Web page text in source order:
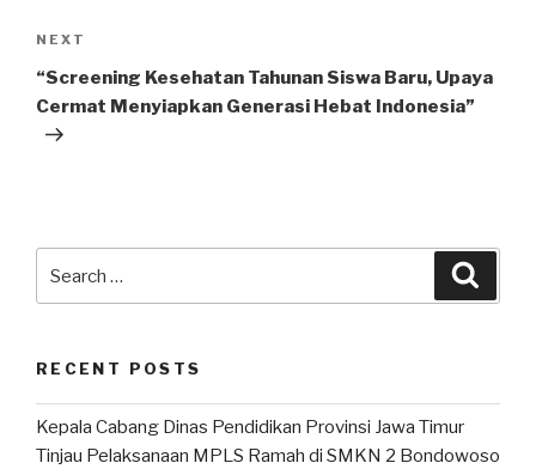
NEXT
“Screening Kesehatan Tahunan Siswa Baru, Upaya
Cermat Menyiapkan Generasi Hebat Indonesia”
RECENT POSTS
Kepala Cabang Dinas Pendidikan Provinsi Jawa Timur
Tinjau Pelaksanaan MPLS Ramah di SMKN 2 Bondowoso